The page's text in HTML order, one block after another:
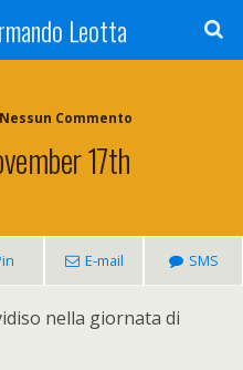
Leotta
Commento
17th
E-mail SMS
nella giornata di